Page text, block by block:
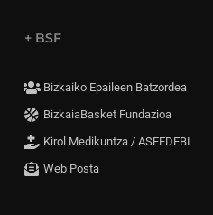
+ BSF
Bizkaiko Epaileen Batzordea
BizkaiaBasket Fundazioa
Kirol Medikuntza / ASFEDEBI
Web Posta